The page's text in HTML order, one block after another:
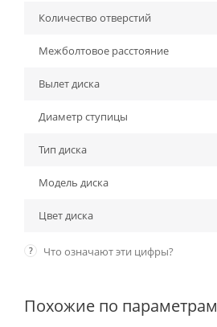
Количество отверстий
Межболтовое расстояние
Вылет диска
Диаметр ступицы
Тип диска
Модель диска
Цвет диска
? Что означают эти цифры?
Похожие по параметрам